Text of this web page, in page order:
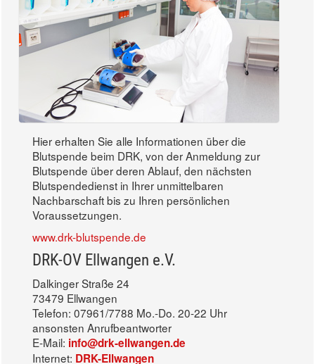
Hier erhalten Sie alle Informationen über die
Blutspende beim DRK, von der Anmeldung zur
Blutspende über deren Ablauf, den nächsten
Blutspendedienst in Ihrer unmittelbaren
Nachbarschaft bis zu Ihren persönlichen
Voraussetzungen.
www.drk-blutspende.de
DRK-OV Ellwangen e.V.
Dalkinger Straße 24
73479 Ellwangen
Telefon: 07961/7788 Mo.-Do. 20-22 Uhr
ansonsten Anrufbeantworter
E-Mail: info@drk-ellwangen.de
Internet: DRK-Ellwangen